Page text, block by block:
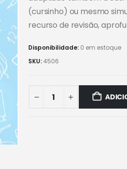
(cursinho) ou mesmo
recurso de revisão,
Disponibilidade: 0 em estoque
SKU:4506